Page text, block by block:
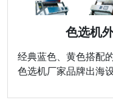
色选机
经典蓝色、黄色搭配
色选机厂家品牌出海